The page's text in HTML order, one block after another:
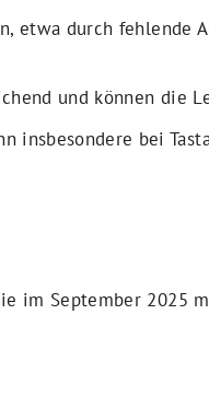
etwa durch fehlende
und können die
insbesondere bei
im September 2025